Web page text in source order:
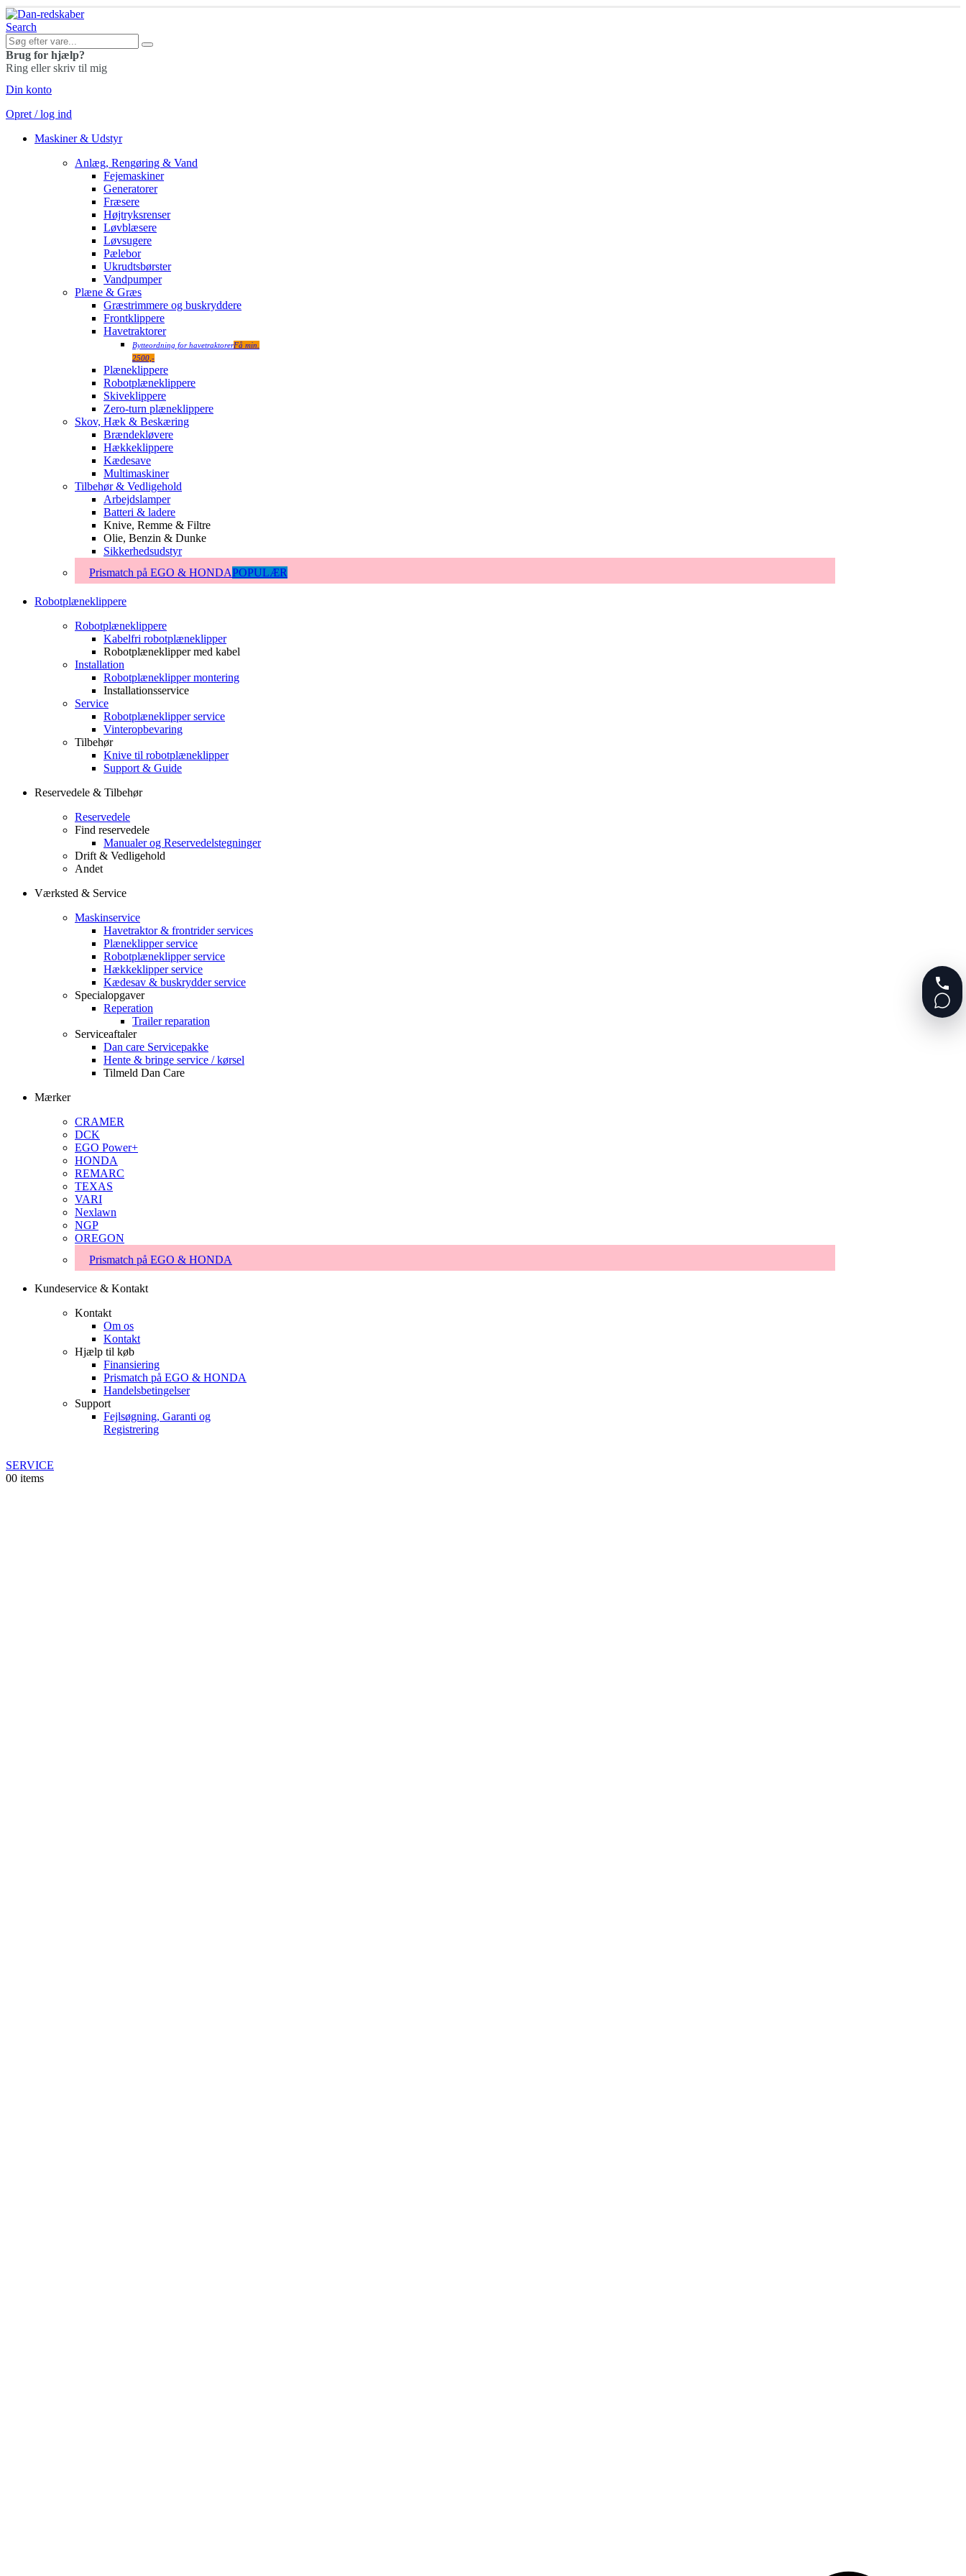
Search
Brug for hjælp?
Ring eller skriv til mig
Din konto
Opret / log ind
Maskiner & Udstyr
Anlæg, Rengøring & Vand
Fejemaskiner
Generatorer
Fræsere
Højtryksrenser
Løvblæsere
Løvsugere
Pælebor
Ukrudtsbørster
Vandpumper
Plæne & Græs
Græstrimmere og buskryddere
Frontklippere
Havetraktorer
Bytteordning for havetraktorerFå min.
2500,-
Plæneklippere
Robotplæneklippere
Skiveklippere
Zero-turn plæneklippere
Skov, Hæk & Beskæring
Brændekløvere
Hækkeklippere
Kædesave
Multimaskiner
Tilbehør & Vedligehold
Arbejdslamper
Batteri & ladere
Knive, Remme & Filtre
Olie, Benzin & Dunke
Sikkerhedsudstyr
Prismatch på EGO & HONDAPOPULÆR
Robotplæneklippere
Robotplæneklippere
Kabelfri robotplæneklipper
Robotplæneklipper med kabel
Installation
Robotplæneklipper montering
Installationsservice
Service
Robotplæneklipper service
Vinteropbevaring
Tilbehør
Knive til robotplæneklipper
Support & Guide
Reservedele & Tilbehør
Reservedele
Find reservedele
Manualer og Reservedelstegninger
Drift & Vedligehold
Andet
Værksted & Service
Maskinservice
Havetraktor & frontrider services
Plæneklipper service
Robotplæneklipper service
Hækkeklipper service
Kædesav & buskrydder service
Specialopgaver
Reperation
Trailer reparation
Serviceaftaler
Dan care Servicepakke
Hente & bringe service / kørsel
Tilmeld Dan Care
Mærker
CRAMER
DCK
EGO Power+
HONDA
REMARC
TEXAS
VARI
Nexlawn
NGP
OREGON
Prismatch på EGO & HONDA
Kundeservice & Kontakt
Kontakt
Om os
Kontakt
Hjælp til køb
Finansiering
Prismatch på EGO & HONDA
Handelsbetingelser
Support
Fejlsøgning, Garanti og
Registrering
SERVICE
00 items